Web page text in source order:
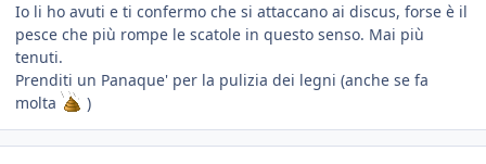
Io li ho avuti e ti confermo che si attaccano ai discus, forse è il
pesce che più rompe le scatole in questo senso. Mai più
tenuti.
Prenditi un Panaque' per la pulizia dei legni (anche se fa
molta
)